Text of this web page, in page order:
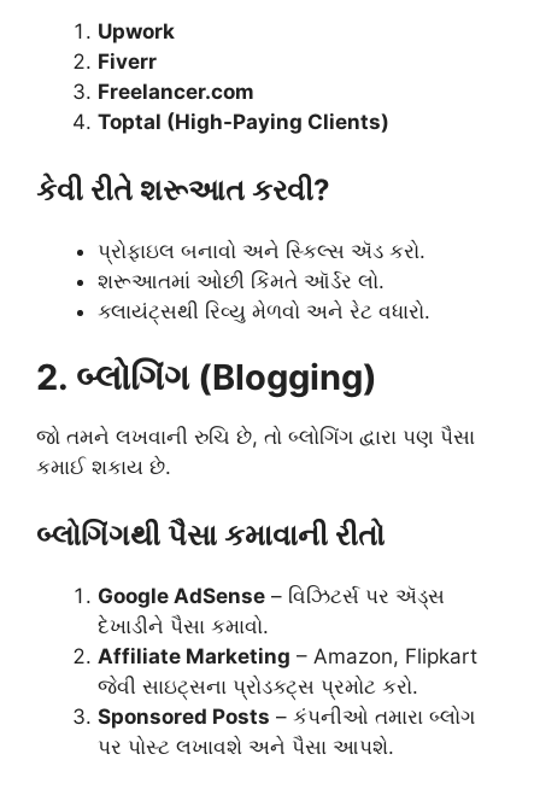
Upwork
Fiverr
Freelancer.com
Toptal (High-Paying Clients)
કેવી રીતે શરૂઆત કરવી?
પ્રોફાઇલ બનાવો અને સ્કિલ્સ ઍડ કરો.
શરૂઆતમાં ઓછી કિંમતે ઑર્ડર લો.
ક્લાયંટ્સથી રિવ્યુ મેળવો અને રેટ વધારો.
2. બ્લોગિંગ (Blogging)
જો તમને લખવાની રુચિ છે, તો બ્લોગિંગ દ્વારા પણ પૈસા
કમાઈ શકાય છે.
બ્લોગિંગથી પૈસા કમાવાની રીતો
Google AdSense – વિઝિટર્સ પર ઍડ્સ
દેખાડીને પૈસા કમાવો.
Affiliate Marketing – Amazon, Flipkart
જેવી સાઇટ્સના પ્રોડક્ટ્સ પ્રમોટ કરો.
Sponsored Posts – કંપનીઓ તમારા બ્લોગ
પર પોસ્ટ લખાવશે અને પૈસા આપશે.